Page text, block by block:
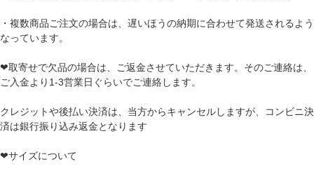
・複数商品ご注文の場合は、遅いほうの納期に合わせて発送されるよう
なっています。
❤取寄せで欠品の場合は、ご返金させていただきます。そのご連絡は、
ご入金より1-3営業日ぐらいでご連絡します。
クレジットや後払い決済は、当方からキャンセルしますが、コンビニ決
済は銀行振り込み返金となります
❤サイズについて